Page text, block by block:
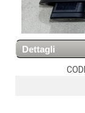
Dettagli